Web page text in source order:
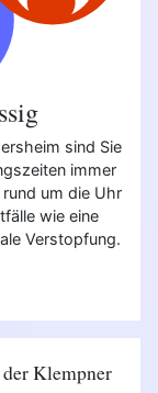
sind Sie
immer
um die Uhr
wie eine
Verstopfung.
Klempner